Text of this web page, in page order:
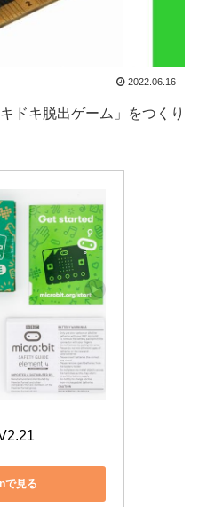
2022.06.16
ドキ脱出ゲーム」をつくり
で見る